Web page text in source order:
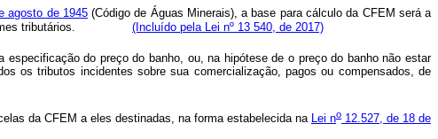
agosto de 1945(Código de Águas Minerais), a base para cálculo da CFEM será a
regimes tributários. (Incluído pela Lei nº 13 540, de 2017)
do preço do banho, ou, na hipótese de o preço do banho não estar
os tributos incidentes sobre sua comercialização, pagos ou compensados, de
da CFEM a eles destinadas, na forma estabelecida na Lei no 12.527, de 18 de